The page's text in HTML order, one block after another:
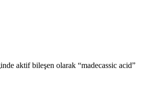
aktif bileşen olarak “madecassic acid”